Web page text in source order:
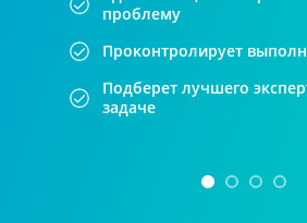
проблему
Проконтролирует
Подберет лучшего
задаче